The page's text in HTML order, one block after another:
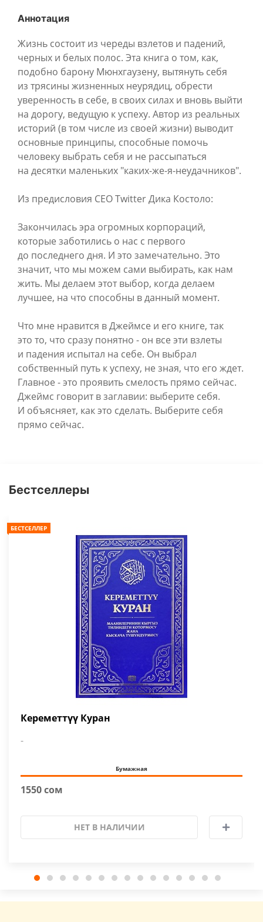
Аннотация
Жизнь состоит из череды взлетов и падений,
черных и белых полос. Эта книга о том, как,
подобно барону Мюнхгаузену, вытянуть себя
из трясины жизненных неурядиц, обрести
уверенность в себе, в своих силах и вновь выйти
на дорогу, ведущую к успеху. Автор из реальных
историй (в том числе из своей жизни) выводит
основные принципы, способные помочь
человеку выбрать себя и не рассыпаться
на десятки маленьких "каких-же-я-неудачников".
Из предисловия CEO Twitter Дика Костоло:
Закончилась эра огромных корпораций,
которые заботились о нас с первого
до последнего дня. И это замечательно. Это
значит, что мы можем сами выбирать, как нам
жить. Мы делаем этот выбор, когда делаем
лучшее, на что способны в данный момент.
Что мне нравится в Джеймсе и его книге, так
это то, что сразу понятно - он все эти взлеты
и падения испытал на себе. Он выбрал
собственный путь к успеху, не зная, что его ждет.
Главное - это проявить смелость прямо сейчас.
Джеймс говорит в заглавии: выберите себя.
И объясняет, как это сделать. Выберите себя
прямо сейчас.
Бестселлеры
БЕСТСЕЛЛЕР
Кереметтүү Куран
-
Бумажная
1550 сом
НЕТ В НАЛИЧИИ